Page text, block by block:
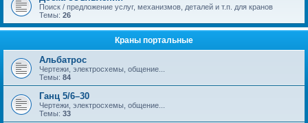
Поиск / предложение услуг, механизмов, деталей и т.п. для кранов
Темы: 26
Краны портальные
Альбатрос
Чертежи, электросхемы, общение...
Темы: 84
Ганц 5/6–30
Чертежи, электросхемы, общение...
Темы: 33